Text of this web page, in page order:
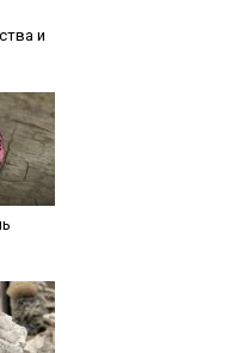
и